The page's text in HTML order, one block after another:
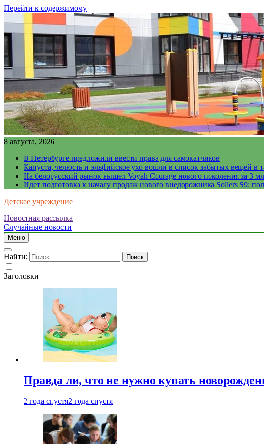
Перейти к содержимому
8 августа, 2026
В Петербурге предложили ввести права для самокатчиков
Капуста, челюсть и эльфийское ухо вошли в список забытых вещей в
На белорусский рынок вышел Voyah Courage нового поколения за 3
Идет подготовка к началу продаж нового внедорожника Sollers S9:
Детское учреждение
Новостная рассылка
Случайные новости
Меню
Найти:
Заголовки
Правда ли, что не нужно купать
2 года спустя2 года спустя